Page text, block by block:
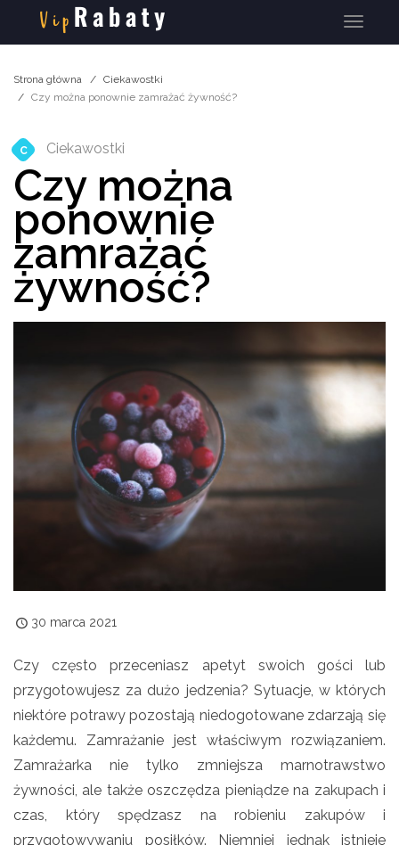
Menu
Strona główna
Ciekawostki
Czy można ponownie zamrażać żywność?
C Ciekawostki
Czy można
ponownie
zamrażać
żywność?
30 marca 2021
Czy często przeceniasz apetyt swoich gości lub
przygotowujesz za dużo jedzenia? Sytuacje, w których
niektóre potrawy pozostają niedogotowane zdarzają się
każdemu. Zamrażanie jest właściwym rozwiązaniem.
Zamrażarka nie tylko zmniejsza marnotrawstwo
żywności, ale także oszczędza pieniądze na zakupach i
czas, który spędzasz na robieniu zakupów i
przygotowywaniu posiłków. Niemniej jednak istnieje